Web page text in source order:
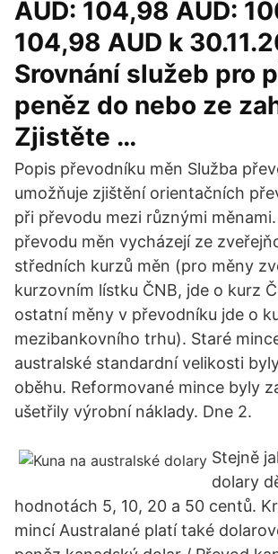
AUD: 104,98 AUD:
104,98 AUD k
Srovnání služeb pro
peněz do nebo ze
Zjistěte …
Popis převodníku měn Služba
umožňuje zjištění orientačních
při převodu mezi různými
převodu měn vycházejí ze
středních kurzů měn (pro měny
kurzovním lístku ČNB, jde o kurz
ostatní měny v převodníku jde o
mezibankovního trhu). Staré
australské standardní velikosti
oběhu. Reformované mince byly
ušetřily výrobní náklady. Dne 2.
Stejně
dolary
hodnotách 5, 10, 20 a 50 centů.
mincí Australané platí také